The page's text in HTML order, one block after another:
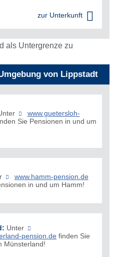
zur Unterkunft 
als Untergrenze zu
von Lippstadt
www.guetersloh-
Sie Pensionen in und um
www.hamm-pension.de
in und um Hamm!
Unter
pension.de finden Sie
Münsterland!